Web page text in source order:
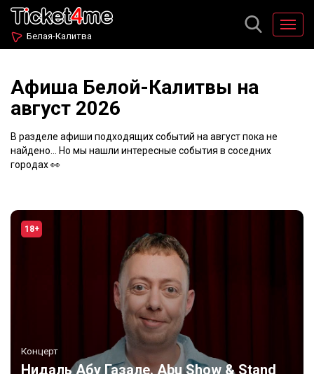
Белая-Калитва
Афиша Белой-Калитвы на
август 2026
В разделе афиши подходящих событий на август пока не
найдено... Но мы нашли интересные события в соседних
городах 👀
18+
Концерт
Нидаль Абу Газале. Abu Show & Stand